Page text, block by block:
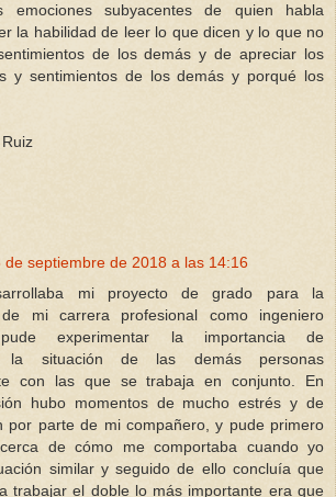
emociones subyacentes de quien habla
la habilidad de leer lo que dicen y lo que no
de los demás y de apreciar los
y sentimientos de los demás y porqué los
de septiembre de 2018 a las 14:16
mi proyecto de grado para la
de mi carrera profesional como ingeniero
pude experimentar la importancia de
la situación de las demás personas
con las que se trabaja en conjunto. En
hubo momentos de mucho estrés y de
por parte de mi compañero, y pude primero
de cómo me comportaba cuando yo
similar y seguido de ello concluía que
trabajar el doble lo más importante era que